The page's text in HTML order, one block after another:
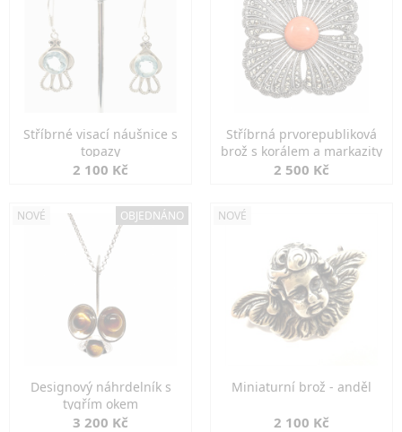
Stříbrné visací náušnice s
topazy
2 100 Kč
Stříbrná prvorepubliková
brož s korálem a markazity
2 500 Kč
NOVÉ OBJEDNÁNO
Designový náhrdelník s
tygřím okem
3 200 Kč
NOVÉ
Miniaturní brož - anděl
2 100 Kč